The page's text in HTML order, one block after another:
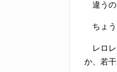
違うの
ちょう
レロレ
か、若